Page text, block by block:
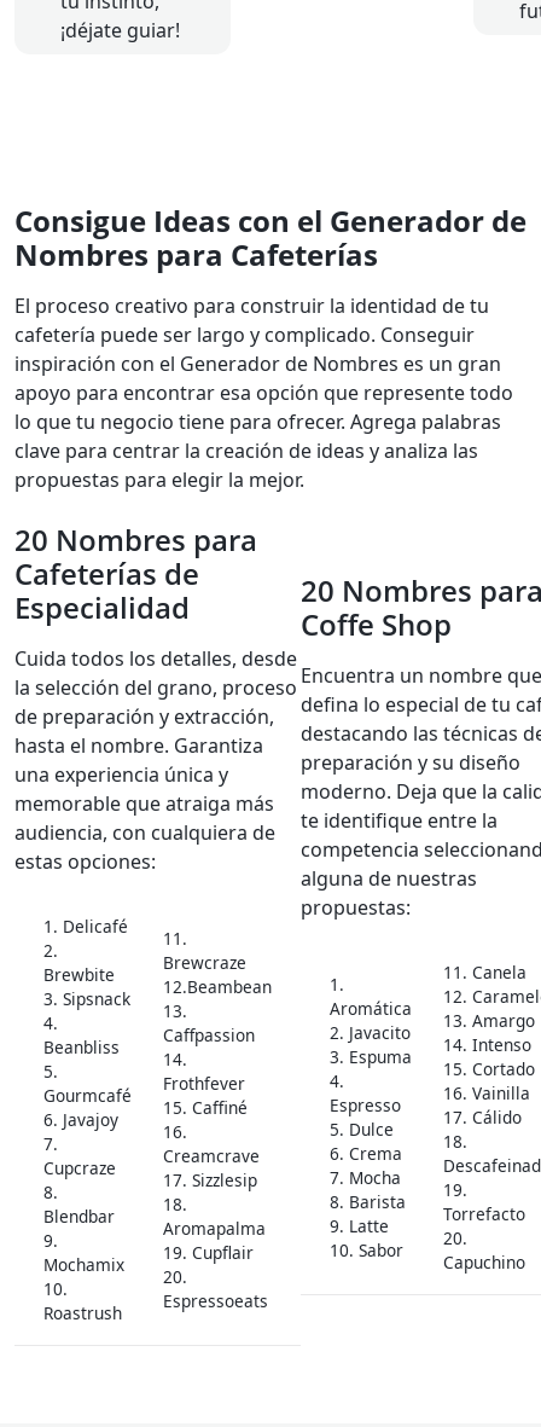
¡déjate guiar!
Consigue Ideas con el Generador de
Nombres para Cafeterías
El proceso creativo para construir la identidad de tu
cafetería puede ser largo y complicado. Conseguir
inspiración con el Generador de Nombres es un gran
apoyo para encontrar esa opción que represente todo
lo que tu negocio tiene para ofrecer. Agrega palabras
clave para centrar la creación de ideas y analiza las
propuestas para elegir la mejor.
20 Nombres para
Cafeterías de
Especialidad
Cuida todos los detalles, desde
la selección del grano, proceso
de preparación y extracción,
hasta el nombre. Garantiza
una experiencia única y
memorable que atraiga más
audiencia, con cualquiera de
estas opciones:
1. Delicafé
2.
Brewbite
3. Sipsnack
4.
Beanbliss
5.
Gourmcafé
6. Javajoy
7.
Cupcraze
8.
Blendbar
9.
Mochamix
10.
Roastrush
11.
Brewcraze
12.Beambean
13.
Caffpassion
14.
Frothfever
15. Caffiné
16.
Creamcrave
17. Sizzlesip
18.
Aromapalma
19. Cupflair
20.
Espressoeats
20 Nombres
Coffe Shop
Encuentra un nombre que
defina lo especial de tu
destacando las técnicas
preparación y su diseño
moderno. Deja que la
te identifique entre la
competencia
alguna de nuestras
propuestas:
1.
Aromática
2. Javacito
3. Espuma
4.
Espresso
5. Dulce
6. Crema
7. Mocha
8. Barista
9. Latte
10. Sabor
11. Canela
12.
13. Amargo
14. Intenso
15. Cortado
16. Vainilla
17. Cálido
18.
19.
Torrefacto
20.
Capuchino